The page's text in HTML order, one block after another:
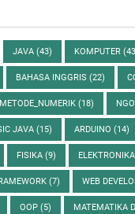
JAVA (43) KOMPUTER
BAHASA INGGRIS (22)
METODE_NUMERIK (18)
JAVA (15) ARDUINO (14)
FISIKA (9) ELEKTRONIKA
(7) WEB
OOP (5) MATEMATIKA